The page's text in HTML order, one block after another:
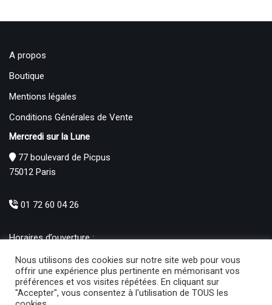
A propos
Boutique
Mentions légales
Conditions Générales de Vente
Mercredi sur la Lune
77 boulevard de Picpus
75012 Paris
01 72 60 04 26
Horaires d’ouverture :
Mercredi au Samedi : 10h30 – 19h00
Produits
Nous utilisons des cookies sur notre site web pour vous
offrir une expérience plus pertinente en mémorisant vos
préférences et vos visites répétées. En cliquant sur
"Accepter", vous consentez à l'utilisation de TOUS les